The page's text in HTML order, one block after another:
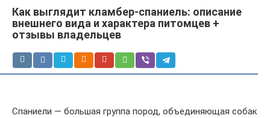
Как выглядит кламбер-спаниель: описание
внешнего вида и характера питомцев +
отзывы владельцев
Спаниели — большая группа пород, объединяющая собак